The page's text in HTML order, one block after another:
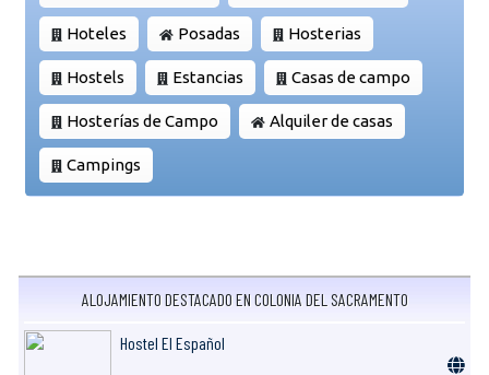
Hoteles Posadas Hosterias
Hostels Estancias Casas de campo
Hosterías de Campo Alquiler de casas
Campings
ALOJAMIENTO DESTACADO EN COLONIA DEL SACRAMENTO
Hostel El Español